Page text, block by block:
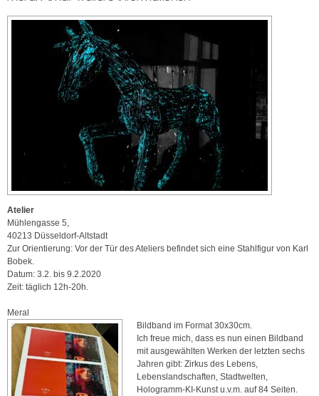
Atelier
Mühlengasse 5,
40213 Düsseldorf-Altstadt
Zur Orientierung: Vor der Tür des Ateliers befindet sich eine Stahlfigur von Karl
Bobek.
Datum: 3.2. bis 9.2.2020
Zeit: täglich 12h-20h.
Meral
Bildband im Format 30x30cm.
Ich freue mich, dass es nun einen Bildband
mit ausgewählten Werken der letzten sechs
Jahren gibt: Zirkus des Lebens,
Lebenslandschaften, Stadtwelten,
Hologramm-KI-Kunst u.v.m. auf 84 Seiten.